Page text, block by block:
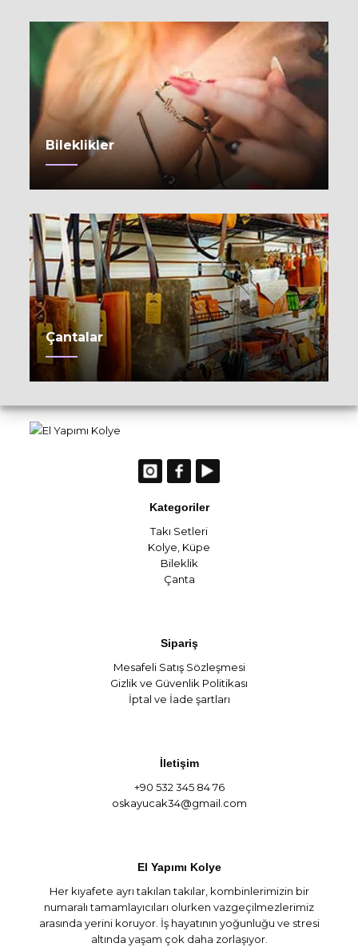
Bileklikler
Çantalar
Kategoriler
Takı Setleri
Kolye Küpe
Bileklik
Çanta
Sipariş
Mesafeli Satış Sözleşmesi
Gizlik ve Güvenlik Politikası
İptal ve İade şartları
İletişim
+90 532 345 84 76
oskayucak34@gmail.com
El Yapımı Kolye
Her kıyafete ayrı takılan takılar, kombinlerimizin bir
numaralı tamamlayıcıları olurken vazgeçilmezlerimiz
arasında yerini koruyor. İş hayatının yoğunluğu ve stresi
altında yaşam çok daha zorlaşıyor.